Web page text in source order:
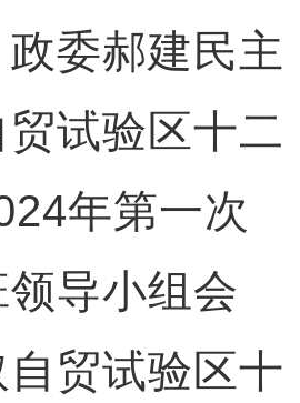
委郝建民主
试验区十二
年第一次
导小组会
贸试验区十